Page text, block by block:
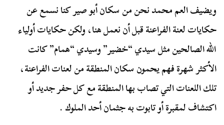
ويضيف العم محمد نحن من سكان أبو صير كنا نسمع عن
حكايات لعنة الفراعنة قبل أن نعمل هنا، ولكن حكايات أولياء
الله الصالحين مثل سيدي “خضير” وسيدي “همام” كانت
الأكثر شهرة فهم يحمون سكان المنطقة من لعنات الفراعنة،
تلك اللعنات التي تصاب بها المنطقة مع كل حفر جديد أو
اكتشاف لمقبرة أو تابوت به جثمان أحد الملوك .